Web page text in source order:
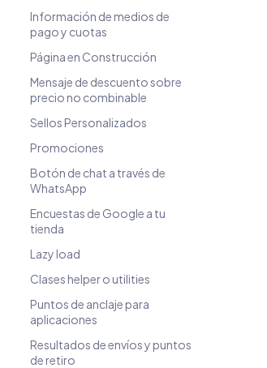
Información de medios de
pago y cuotas
Página en Construcción
Mensaje de descuento sobre
precio no combinable
Sellos Personalizados
Promociones
Botón de chat a través de
WhatsApp
Encuestas de Google a tu
tienda
Lazy load
Clases helper o utilities
Puntos de anclaje para
aplicaciones
Resultados de envíos y puntos
de retiro